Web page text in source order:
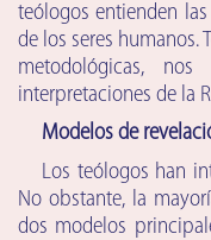
teólogos entienden
de los seres humanos.
metodológicas,
interpretaciones de la
Modelos de
Los teólogos han
No obstante, la
dos modelos